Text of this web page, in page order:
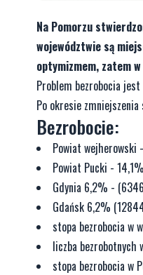
Na Pomorzu
województwie są
optymizmem, zatem
Problem bezrobocia jest
Po okresie
Bezrobocie:
Powiat
Powiat Pucki -
Gdynia 6,2% -
Gdańsk 6,2%
stopa bezrobocia w
liczba bezrobotnych
stopa bezrobocia w